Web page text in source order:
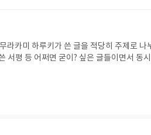
받기 위해 밀밭으로 나아간 게 아닐까, 하
하는 "구원"을 새로운 시각에서 보게 된 게
터는 꽤 괴로운 장면들이 많이 나오는 데
카미 하루키가 쓴 글을 적당히 주제로 나
서평 등 어쩌면 굳이? 싶은 글들이면서 동
스크랩북과도 같은 책이다. 그 탓일까. 느